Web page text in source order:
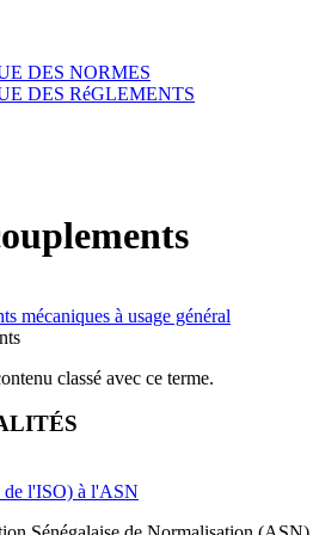
DES NORMES
DES RéGLEMENTS
mécaniques à usage général
classé avec ce terme.
de l'ISO) à l'ASN